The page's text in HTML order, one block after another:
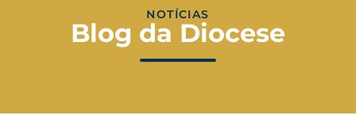
NOTÍCIAS
Blog da Diocese